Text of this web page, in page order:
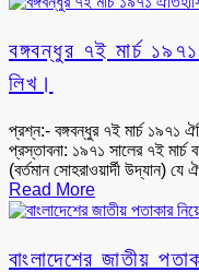
বঙ্গবন্ধুর ৭ই মার্চ
লিখ।
প্রশ্ন:- বঙ্গবন্ধুর ৭ই মার্চ ১৯৭১
প্রস্তাবনা: ১৯৭১ সালের ৭ই মার্চ
(বর্তমান সোহরাওয়ার্দী উদ্যান) যে
Read More
বাংলাদেশের জাতীয়